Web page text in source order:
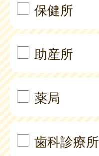
保健所
助産所
薬局
歯科診療所